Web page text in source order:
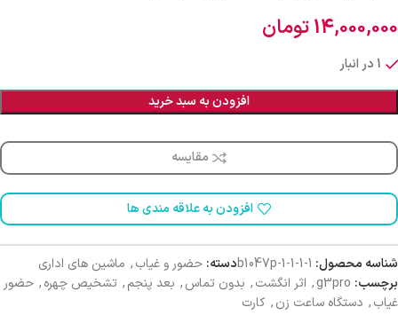
14,000,000تومان
1 در انبار
افزودن به سبد خرید
مقایسه
افزودن به علاقه مندی ها
شناسه محصول: b1047p-1-1-1-1دسته: حضور و غیاب, ماشین های اداری
برچسب: g3pro
, اثر انگشت, بدون تماس, بعد پنجم, تشخیص چهره, حضور
غیاب, دستگاه ساعت زن, کارت